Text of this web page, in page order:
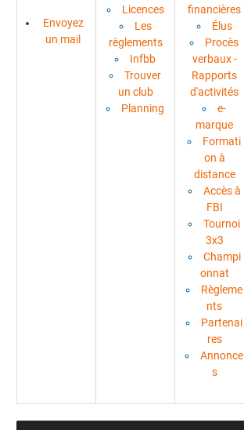
Envoyez
un mail
Licences
Les
règlements
Infbb
Trouver
un club
Planning
financières
Élus
Procès
verbaux -
Rapports
d'activités
e-
marque
Formati
on à
distance
Accès à
FBI
Tournoi
3x3
Champi
onnat
Règleme
nts
Partenai
res
Annonce
s